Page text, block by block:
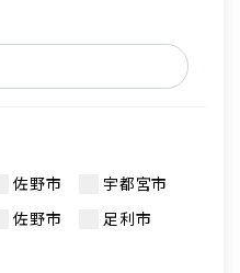
佐野市
宇都宮市
佐野市
足利市